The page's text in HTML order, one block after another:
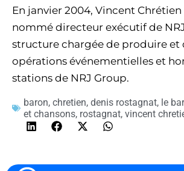
En janvier 2004, Vincent
nommé directeur exécutif de
structure chargée de produire et
opérations événementielles et
stations de NRJ Group.
baron, chretien, denis rostagnat, le
et chansons, rostagnat, vincent